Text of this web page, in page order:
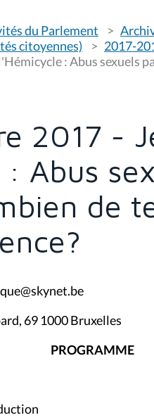
du Parlement
citoyennes)
2017-
: Abus sexuels
2017 -
Abus
de
69 1000 Bruxelles
PROGRAMME